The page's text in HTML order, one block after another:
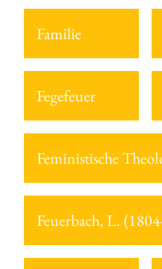
Familie
Fegefeuer
Feministische
Feuerbach, L.